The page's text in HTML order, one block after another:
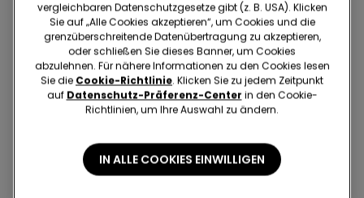
2 Farben
Body mit schmalen
5.05 CHF
-70%
1 Farbe
Langarmshirt aus
Muschelkante5.35 CHF
vergleichbaren Datenschutzgesetze gibt (z. B. USA). Klicken
Sie auf „Alle Cookies akzeptieren“, um Cookies und die
grenzüberschreitende Datenübertragung zu akzeptieren,
oder schließen Sie dieses Banner, um Cookies
abzulehnen. Für nähere Informationen zu den Cookies lesen
Sie die Cookie-Richtlinie. Klicken Sie zu jedem Zeitpunkt
auf Datenschutz-Präferenz-Center in den Cookie-
Richtlinien, um Ihre Auswahl zu ändern.
IN ALLE COOKIES EINWILLIGEN